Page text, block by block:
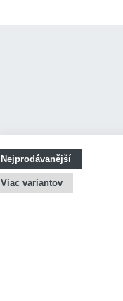
Nejprodávanější
Viac variantov